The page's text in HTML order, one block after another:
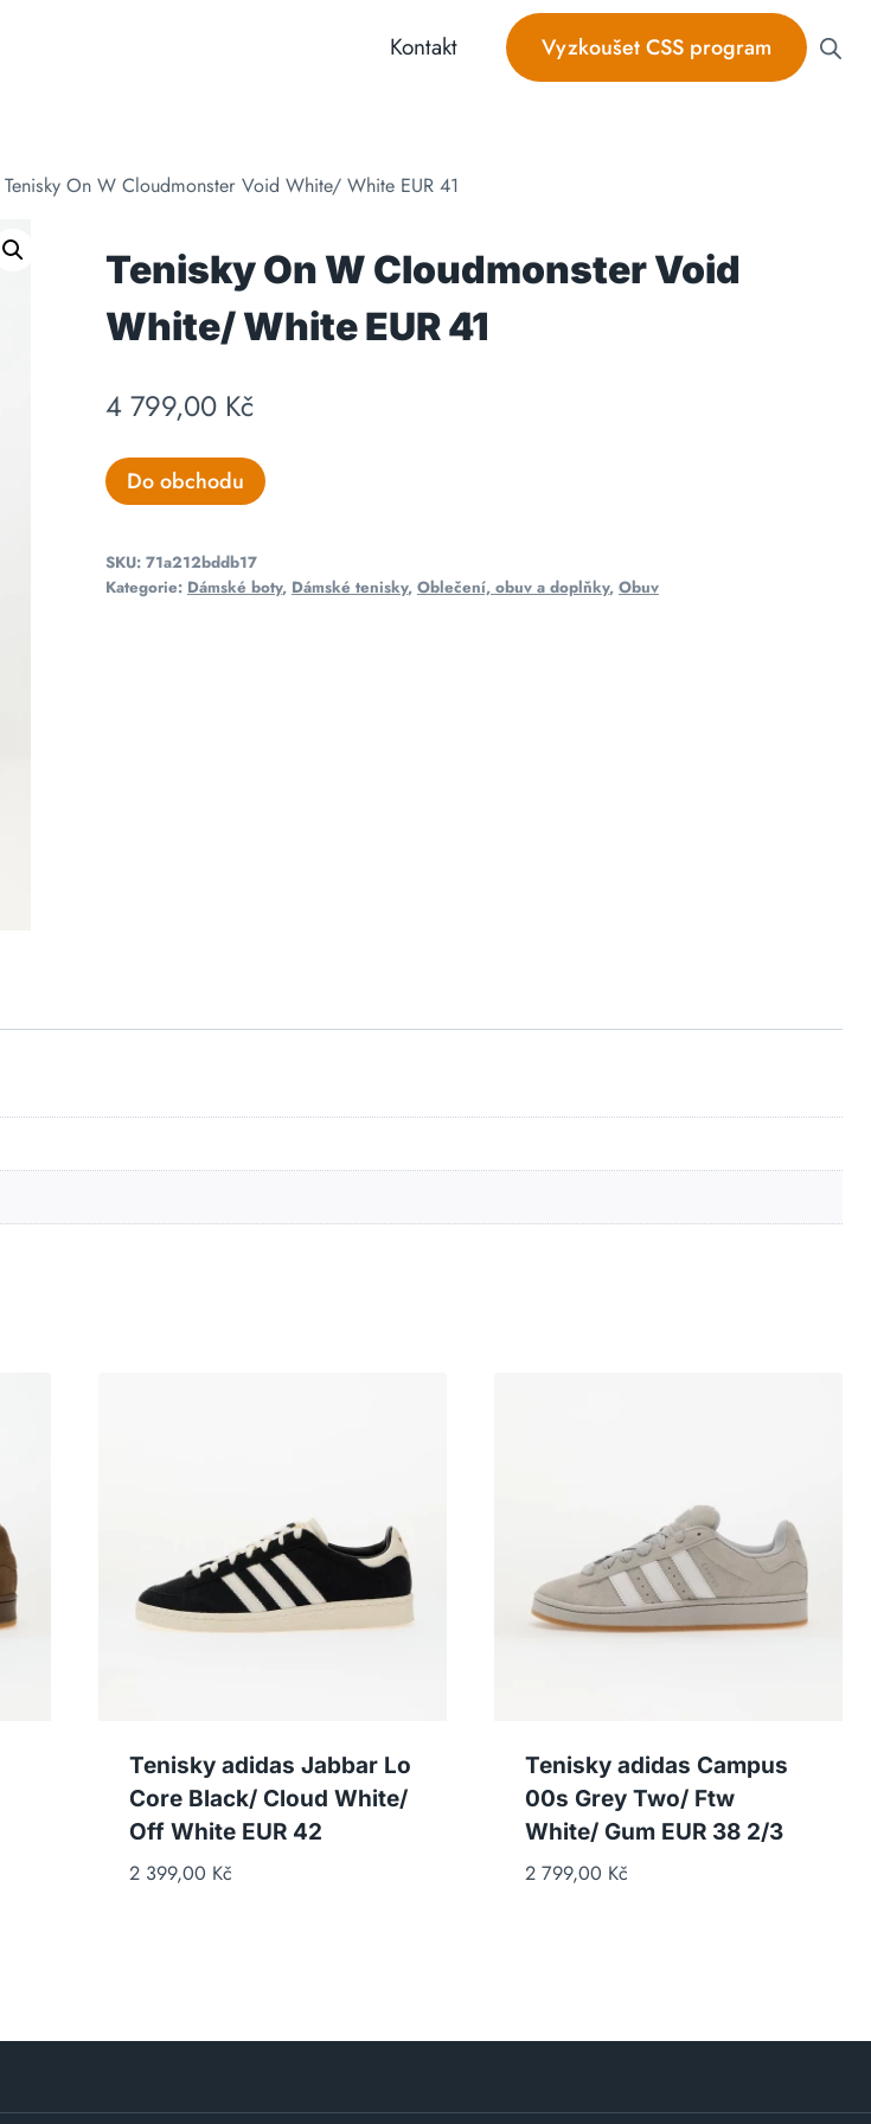
Kontakt Vyzkoušet CSS program
Tenisky On W Cloudmonster Void White/ White EUR 41
Tenisky On W Cloudmonster Void
White/ White EUR 41
4 799,00 Kč
Do obchodu
SKU: 71a212bddb17
Kategorie: Dámské boty, Dámské tenisky, Oblečení, obuv a doplňky, Obuv
Tenisky adidas Jabbar Lo
Core Black/ Cloud White/
Off White EUR 42
2 399,00 Kč
Tenisky adidas Campus
00s Grey Two/ Ftw
White/ Gum EUR 38 2/3
2 799,00 Kč